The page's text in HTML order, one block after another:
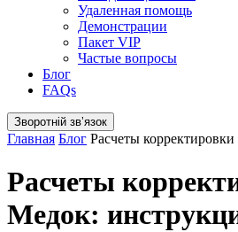
Удаленная помощь
Демонстрации
Пакет VIP
Частые вопросы
Блог
FAQs
Зворотній звʼязок
Главная Блог Расчеты
Расчеты
Медок: